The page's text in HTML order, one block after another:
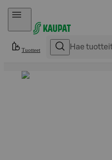
Hyppää sisältöön
Tuotteet